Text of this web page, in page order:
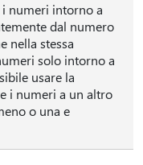
i numeri intorno a
dal numero
nella stessa
solo intorno a
usare la
i numeri a un altro
o una e